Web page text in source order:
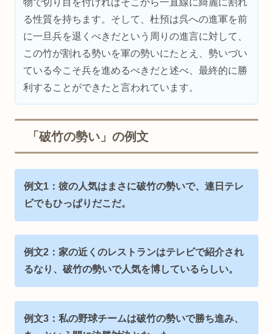
物で切り目を付ければそこから一直線に綺麗に割れ
る性質を持ちます。そして、杜預は呉への進軍を前
に一旦兵を退くべきだという周りの進言に対して、
この竹が割れる勢いを軍の勢いにたとえ、勢いづい
ている今こそ兵を進めるべきだと述べ、最終的に勝
利することができたと言われています。
「破竹の勢い」の例文
例文1：彼の人気はまさに破竹の勢いで、連日テレ
ビでもひっぱりだこだ。
例文2：家の近くのレストランはテレビで紹介され
るなり、破竹の勢いで人気を博しているらしい。
例文3：私の野球チームは破竹の勢いで勝ち進み、